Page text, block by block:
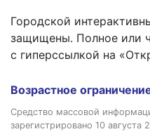
Городской
защищены. Полное или
с гиперссылкой на
Возрастное
Средство массовой
зарегистрировано 10 августа